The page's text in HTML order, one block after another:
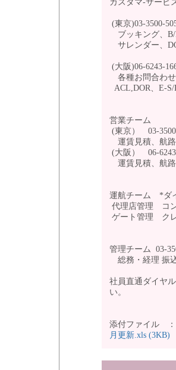
カスタマ-サービ
(東京)03-3500-
ブッキング、
サレンダー、
(大阪)06-6243-
各種お問合わ
ACL,DOR、E-
営業チーム
(東京） 03-
運賃見積、航
(大阪） 06-
運賃見積、航
運航チーム *ダ
代理店管理 コ
ゲート管理 ク
管理チーム 03-
総務・経理 振
社員直通ダイヤ
い。
添付ファイル
月更新.xls (3KB)